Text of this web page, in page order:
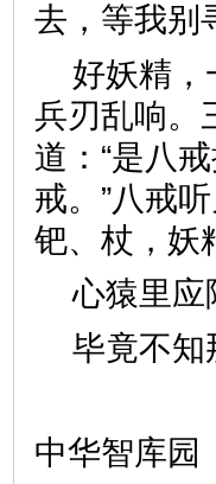
去，等我
好妖精，
兵刃乱响。
道：“是八
戒。”八戒
钯、杖，
心猿里
毕竟不知
中华智库园